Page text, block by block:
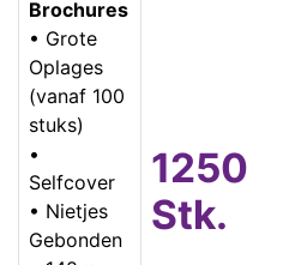
Brochures
• Grote
Oplages
(vanaf 100
stuks)
•
Selfcover
• Nietjes
Gebonden
1250
Stk.